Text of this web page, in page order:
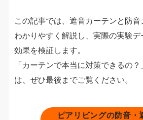
この記事では、遮音カーテンと防
わかりやすく解説し、実際の実験
効果を検証します。
「カーテンで本当に対策できるの
は、ぜひ最後までご覧ください。
ピアリビングの防音・